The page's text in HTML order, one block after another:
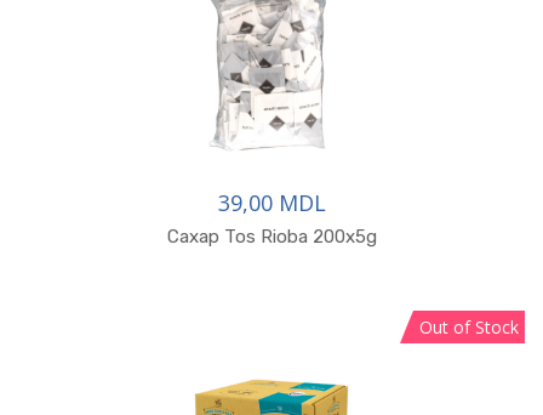
39,00 MDL
Сахар Tos Rioba 200x5g
Out of Stock